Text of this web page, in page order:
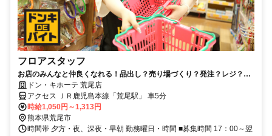
フロアスタッフ
お店のみんなと仲良くなれる！品出し？売り場づくり？発注？レジ？ど
れでも全部できるんです♪
ドン・キホーテ 荒尾店
アクセス ＪＲ鹿児島本線「荒尾駅」 車5分
時給1,050円～1,313円
熊本県荒尾市
時間帯 夕方・夜、深夜・早朝 勤務曜日・時間 ■募集時間 17：00～翌